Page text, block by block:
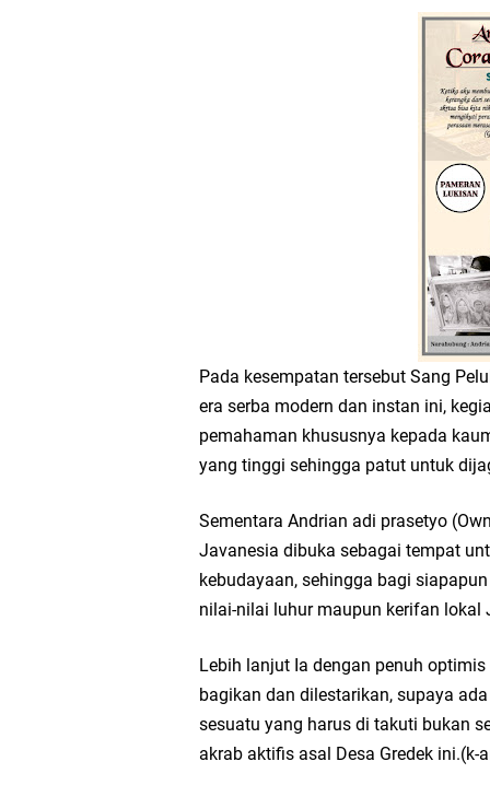
Hari Jadi Pertama
Pemdes Cibanteng
Zakat Produktif
Karang Taruna
Nila Yani Apresiasi
Takmir Masjid KH
Gresik
DPC PDI
Ponpes Himmatul
Pada kesempatan tersebut Sang
era serba modern dan instan ini,
pemahaman khususnya kepada
yang tinggi sehingga patut untuk
Sementara Andrian adi prasetyo
Javanesia dibuka sebagai tempat
kebudayaan, sehingga bagi
nilai-nilai luhur maupun kerifan
Lebih lanjut Ia dengan penuh
bagikan dan dilestarikan, supaya
sesuatu yang harus di takuti bukan
akrab aktifis asal Desa Gredek ini.(k-